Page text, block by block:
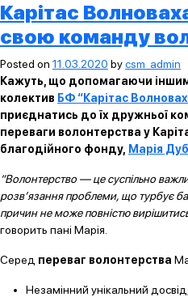
Карітас
свою команду
Posted on 11.03.2020 bycsm_admin
Кажуть, що допомагаючи
колектив БФ “Карітас
приєднатись до їх дружньої
переваги волонтерства у
благодійного фонду, Марія
“Волонтерство — це суспільно
розв’язання проблеми, що турбує
причин не може повністю
говорить пані Марія.
Серед переваг волонтерства
Незамінний унікальний досвід;